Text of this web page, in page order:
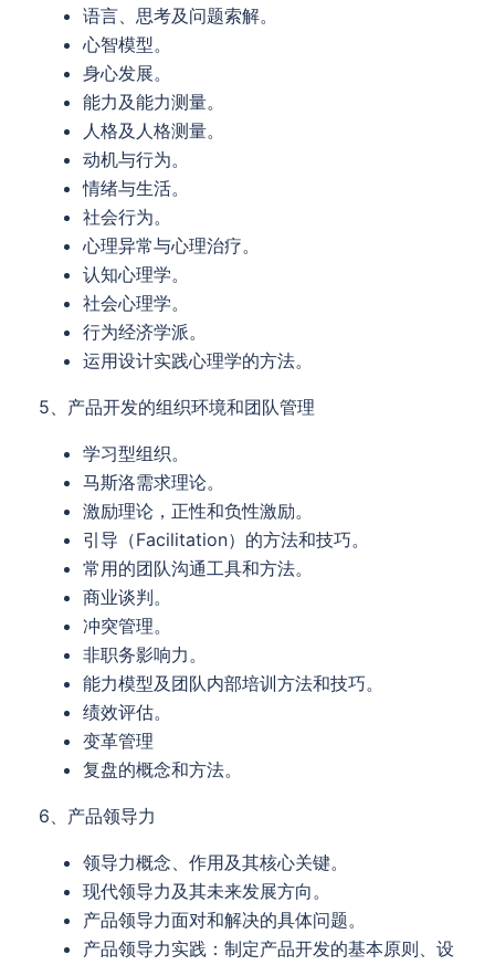
语言、思考及问题索解。
心智模型。
身心发展。
能力及能力测量。
人格及人格测量。
动机与行为。
情绪与生活。
社会行为。
心理异常与心理治疗。
认知心理学。
社会心理学。
行为经济学派。
运用设计实践心理学的方法。
5、产品开发的组织环境和团队管理
学习型组织。
马斯洛需求理论。
激励理论，正性和负性激励。
引导（Facilitation）的方法和技巧。
常用的团队沟通工具和方法。
商业谈判。
冲突管理。
非职务影响力。
能力模型及团队内部培训方法和技巧。
绩效评估。
变革管理
复盘的概念和方法。
6、产品领导力
领导力概念、作用及其核心关键。
现代领导力及其未来发展方向。
产品领导力面对和解决的具体问题。
产品领导力实践：制定产品开发的基本原则、设